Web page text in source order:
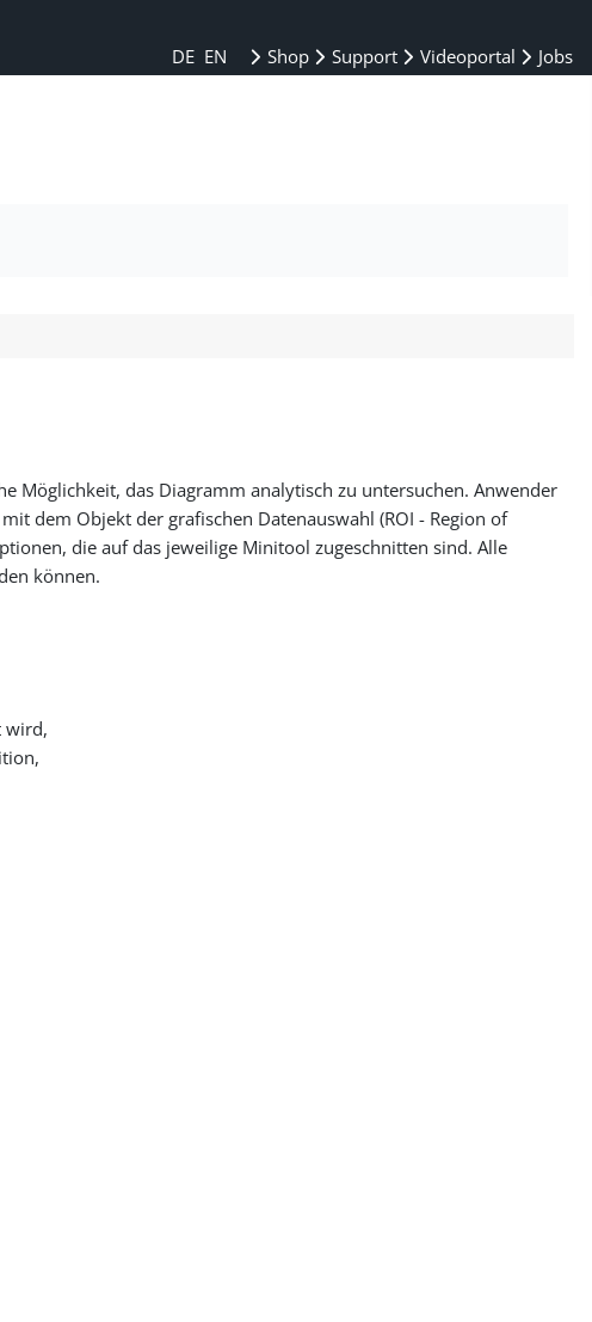
DE EN Shop Support Videoportal Jobs
Möglichkeit, das Diagramm analytisch zu untersuchen. Anwender
dem Objekt der grafischen Datenauswahl (ROI - Region of
die auf das jeweilige Minitool zugeschnitten sind. Alle
können.
wird,